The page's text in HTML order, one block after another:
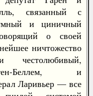
связанный с
и циничный
о своей
ничтожество
Беллем, и
Ларивьер — все